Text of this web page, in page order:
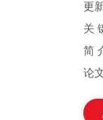
更
关
简
论